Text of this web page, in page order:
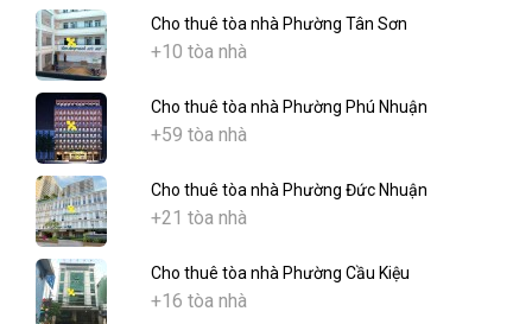
Cho thuê tòa nhà Phường Tân Sơn
+10 tòa nhà
Cho thuê tòa nhà Phường Phú Nhuận
+59 tòa nhà
Cho thuê tòa nhà Phường Đức Nhuận
+21 tòa nhà
Cho thuê tòa nhà Phường Cầu Kiệu
+16 tòa nhà